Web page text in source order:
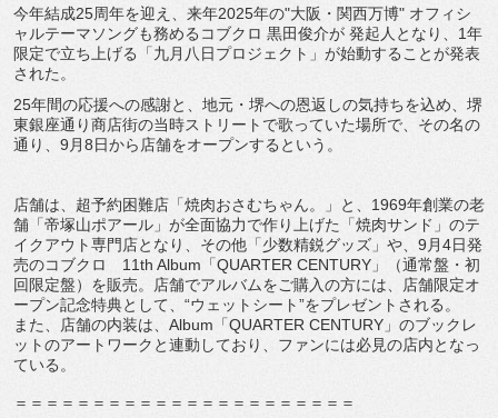
今年結成25周年を迎え、来年2025年の"大阪・関西万博" オフィシ
ャルテーマソングも務めるコブクロ 黒田俊介が 発起人となり、1年
限定で立ち上げる「九月八日プロジェクト」 が始動することが発表
された。
25年間の応援への感謝と、地元・堺への恩返しの気持ちを込め、 堺
東銀座通り商店街の当時ストリートで歌っていた場所で、 その名の
通り、9月8日から店舗をオープンするという。
店舗は、超予約困難店「焼肉おさむちゃん。」と、 1969年創業の老
舗「帝塚山ポアール」 が全面協力で作り上げた「焼肉サンド」 のテ
イクアウト専門店となり、その他「少数精鋭グッズ」や、 9月4日発
売のコブクロ 11th Album「QUARTER CENTURY」（通常盤・初
回限定盤）を販売。
店舗でアルバムをご購入の方には、
店舗限定オ
ープン記念特典として、“ウェットシート”をプレゼントされる。
また、店舗の内装は、Album「QUARTER CENTURY」のブックレ
ットのアートワークと連動しており、 ファンには必見の店内となっ
ている。
＝＝＝＝＝＝＝＝＝＝＝＝＝＝＝＝＝＝＝＝＝＝